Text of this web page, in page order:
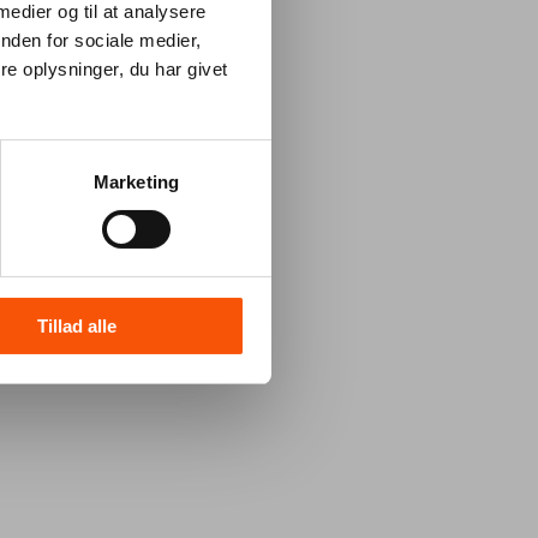
og til at analysere
for sociale medier,
oplysninger, du har givet
Marketing
Tillad alle